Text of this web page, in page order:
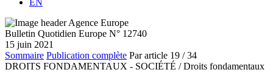
EN
Bulletin Quotidien Europe N° 12740
15 juin 2021
Sommaire Publication complète Par article 19 / 34
DROITS FONDAMENTAUX - SOCIÉTÉ / Droits fondamentaux